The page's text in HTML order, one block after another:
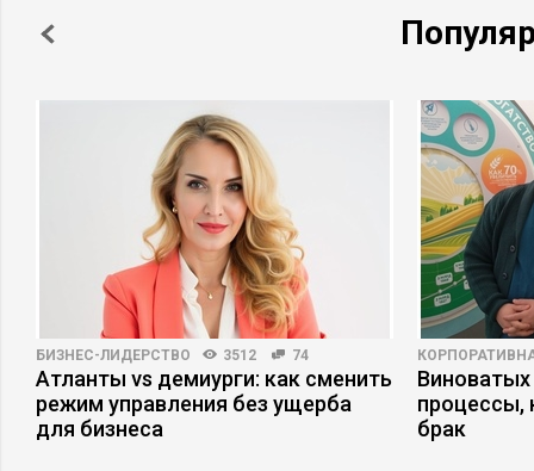
БИЗНЕС-ЛИДЕРСТВО 3512 74
Атланты vs демиурги: как сменить
режим управления без ущерба
для бизнеса
брак